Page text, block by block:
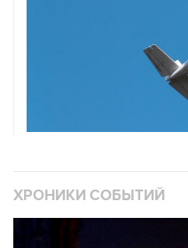
ХРОНИКИ СОБЫТИЙ